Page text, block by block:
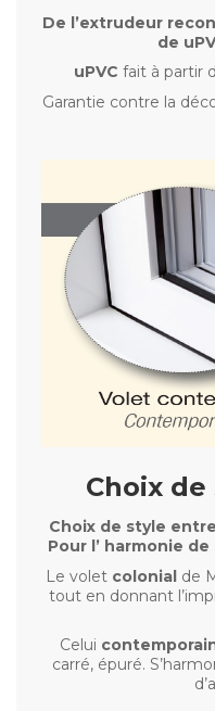
De l’extrudeur
de
uPVC fait à partir
Garantie contre la
Choix
Choix de style
Pour l’ harmonie
Le volet colonial de
tout en donnant
Celui
carré, épuré.